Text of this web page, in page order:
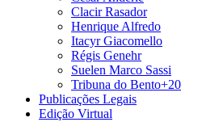
Clacir Rasador
Henrique Alfredo
Itacyr Giacomello
Régis Genehr
Suelen Marco Sassi
Tribuna do Bento+20
Publicações Legais
Edição Virtual